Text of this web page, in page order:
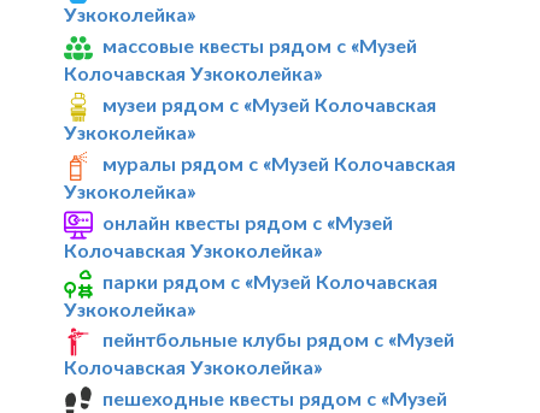
Узкоколейка»
массовые квесты рядом с «Музей
Колочавская Узкоколейка»
музеи рядом с «Музей Колочавская
Узкоколейка»
муралы рядом с «Музей Колочавская
Узкоколейка»
онлайн квесты рядом с «Музей
Колочавская Узкоколейка»
парки рядом с «Музей Колочавская
Узкоколейка»
пейнтбольные клубы рядом с «Музей
Колочавская Узкоколейка»
пешеходные квесты рядом с «Музей